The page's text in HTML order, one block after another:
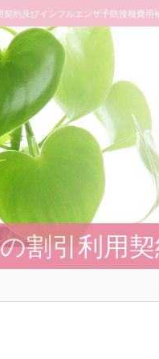
約及びインフルエンザ予防接種費用
割引利用